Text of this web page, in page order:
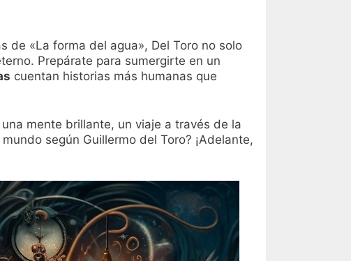
de «La forma del agua», Del Toro no solo
Prepárate para sumergirte en un
cuentan historias más humanas que
mente brillante, un viaje a través de la
según Guillermo del Toro? ¡Adelante,